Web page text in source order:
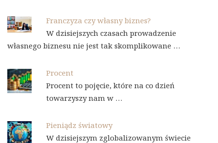
Franczyza czy własny biznes?
W dzisiejszych czasach prowadzenie
własnego biznesu nie jest tak skomplikowane …
Procent
Procent to pojęcie, które na co dzień
towarzyszy nam w …
Pieniądz światowy
W dzisiejszym zglobalizowanym świecie